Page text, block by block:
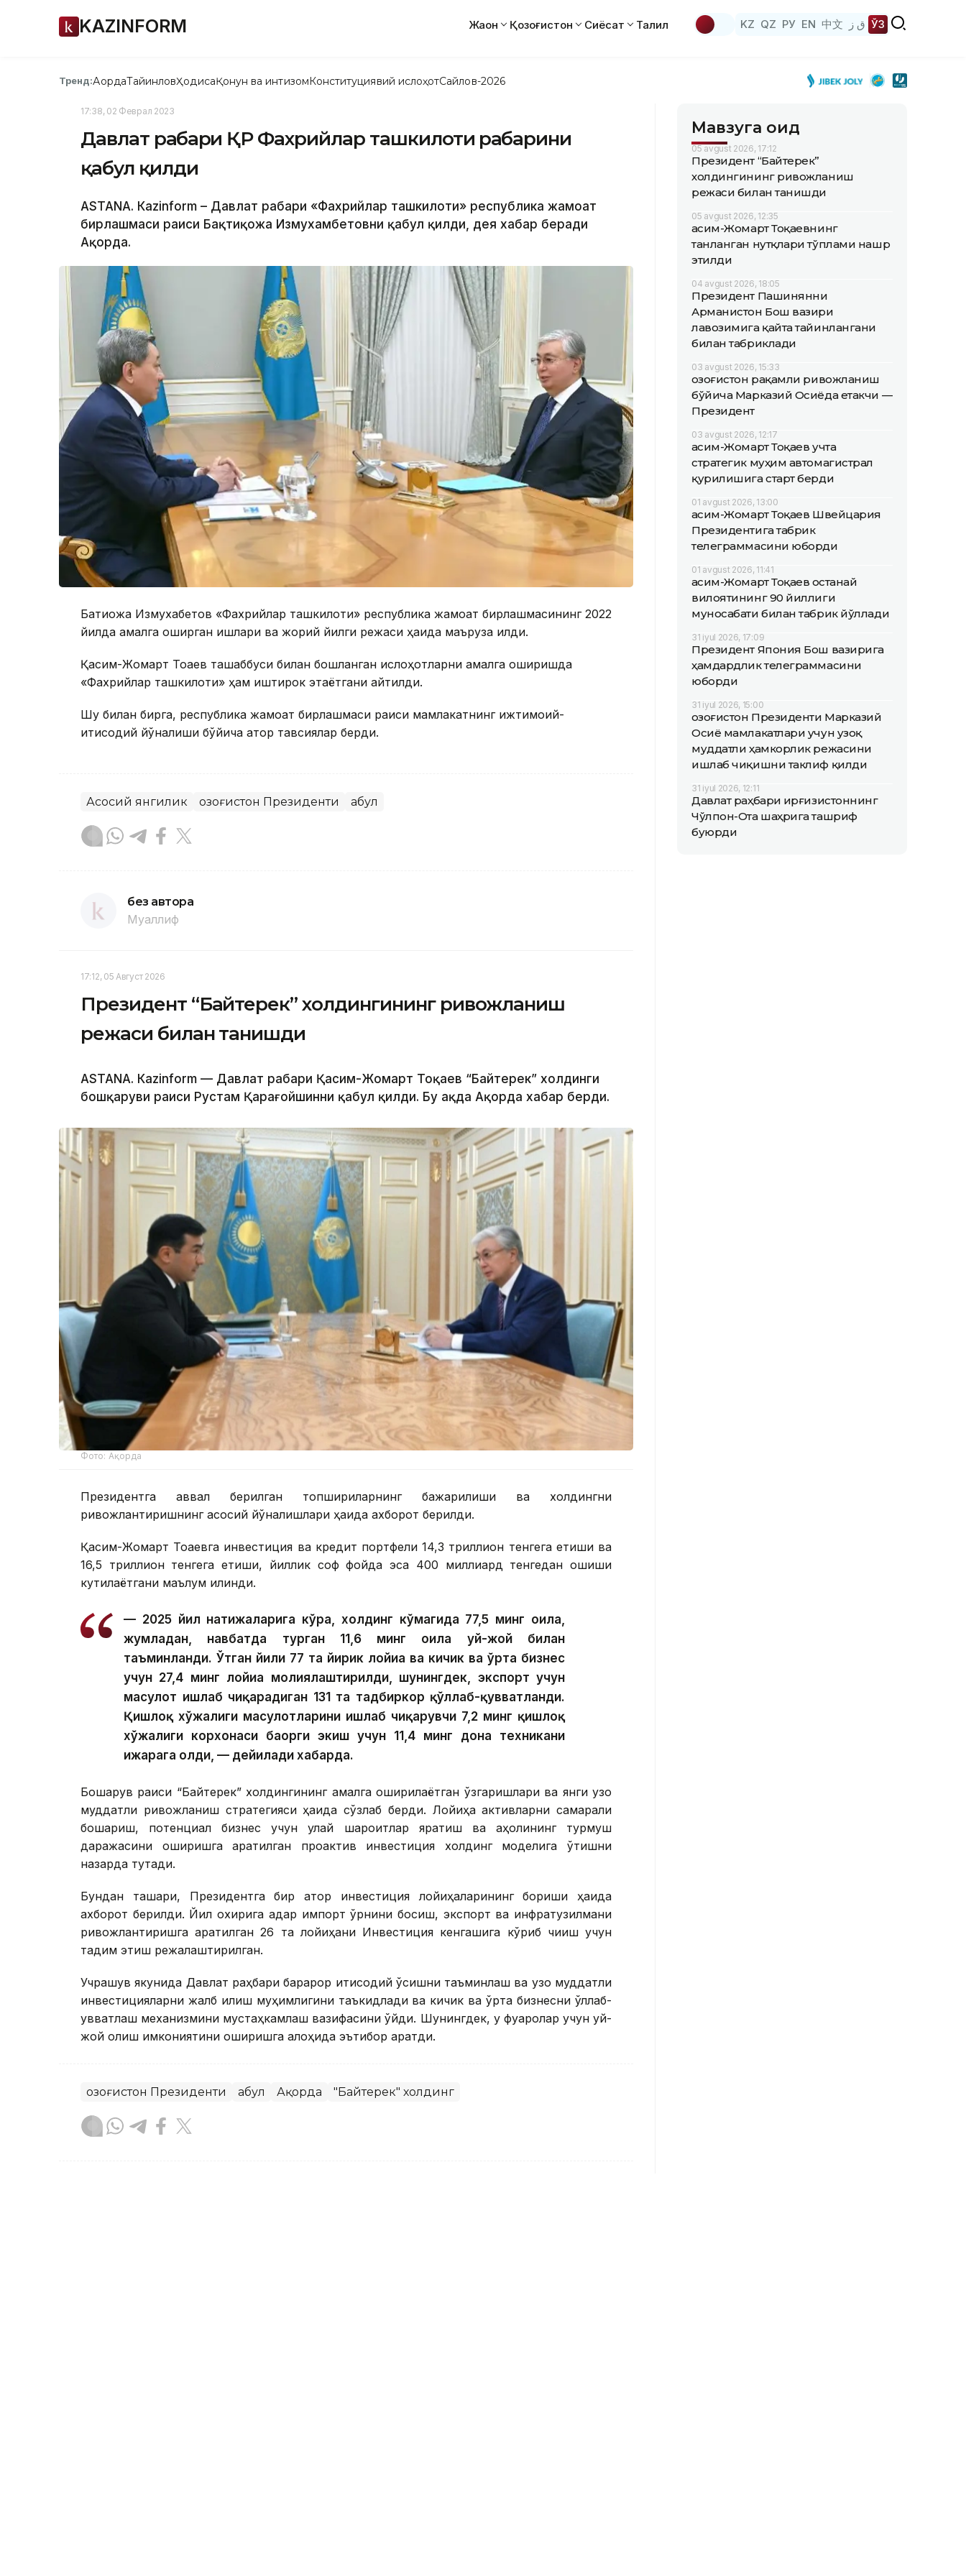
KAZINFORM Жаҳон Қозоғистон Сиёсат Таҳлил KZ QZ РУ EN 中文 ق ز ЎЗ
Тренд:АқордаТайинловҲодисаҚонун ва интизомКонституциявий ислоҳотСайлов-2026
17:38, 02 Феврал 2023
Давлат раҳбари ҚР Фахрийлар ташкилоти раҳбарини
қабул қилди
ASTANА. Кazinform – Давлат раҳбари «Фахрийлар ташкилоти» республика жамоат
бирлашмаси раиси Бақтиқожа Измухамбетовни қабул қилди, дея хабар беради
Ақорда.
Бақтиқожа Измухабетов «Фахрийлар ташкилоти» республика жамоат бирлашмасининг 2022
йилда амалга оширган ишлари ва жорий йилги режаси ҳақида маъруза қилди.
Қасим-Жомарт Тоқаев ташаббуси билан бошланган ислоҳотларни амалга оширишда
«Фахрийлар ташкилоти» ҳам иштирок этаётгани айтилди.
Шу билан бирга, республика жамоат бирлашмаси раиси мамлакатнинг ижтимоий-
иқтисодий йўналиши бўйича қатор тавсиялар берди.
Асосий янгилик Қозоғистон Президенти Қабул
без автора
Муаллиф
17:12, 05 Август 2026
Президент “Байтерек” холдингининг ривожланиш
режаси билан танишди
ASTANА. Каzinform — Давлат раҳбари Қасим-Жомарт Тоқаев “Байтерек” холдинги
бошқаруви раиси Рустам Қарағойшинни қабул қилди. Бу ҳақда Ақорда хабар берди.
Фото: Ақорда
Президентга аввал берилган топшириқларнинг бажарилиши ва холдингни
ривожлантиришнинг асосий йўналишлари ҳақида ахборот берилди.
Қасим-Жомарт Тоқаевга инвестиция ва кредит портфели 14,3 триллион тенгега етиши ва
16,5 триллион тенгега етиши, йиллик соф фойда эса 400 миллиард тенгедан ошиши
кутилаётгани маълум қилинди.
— 2025 йил натижаларига кўра, холдинг кўмагида 77,5 минг оила,
жумладан, навбатда турган 11,6 минг оила уй-жой билан
таъминланди. Ўтган йили 77 та йирик лойиҳа ва кичик ва ўрта бизнес
учун 27,4 минг лойиҳа молиялаштирилди, шунингдек, экспорт учун
маҳсулот ишлаб чиқарадиган 131 та тадбиркор қўллаб-қувватланди.
Қишлоқ хўжалиги маҳсулотларини ишлаб чиқарувчи 7,2 минг қишлоқ
хўжалиги корхонаси баҳорги экиш учун 11,4 минг дона техникани
ижарага олди, — дейилади хабарда.
Бошқарув раиси “Байтерек” холдингининг амалга оширилаётган ўзгаришлари ва янги узоқ
муддатли ривожланиш стратегияси ҳақида сўзлаб берди. Лойиҳа активларни самарали
бошқариш, потенциал бизнес учун қулай шароитлар яратиш ва аҳолининг турмуш
даражасини оширишга қаратилган проактив инвестиция холдинг моделига ўтишни
назарда тутади.
Бундан ташқари, Президентга бир қатор инвестиция лойиҳаларининг бориши ҳақида
ахборот берилди. Йил охирига қадар импорт ўрнини босиш, экспорт ва инфратузилмани
ривожлантиришга қаратилган 26 та лойиҳани Инвестиция кенгашига кўриб чиқиш учун
тақдим этиш режалаштирилган.
Учрашув якунида Давлат раҳбари барқарор иқтисодий ўсишни таъминлаш ва узоқ муддатли
инвестицияларни жалб қилиш муҳимлигини таъкидлади ва кичик ва ўрта бизнесни қўллаб-
қувватлаш механизмини мустаҳкамлаш вазифасини қўйди. Шунингдек, у фуқаролар учун уй-
жой олиш имкониятини оширишга алоҳида эътибор қаратди.
Қозоғистон Президенти Қабул Ақорда "Байтерек" холдинг
Мавзуга оид
05 avgust 2026, 17:12
Президент “Байтерек”
холдингининг ривожланиш
режаси билан танишди
05 avgust 2026, 12:35
Қасим-Жомарт Тоқаевнинг
танланган нутқлари тўплами нашр
этилди
04 avgust 2026, 18:05
Президент Пашинянни
Арманистон Бош вазири
лавозимига қайта тайинлангани
билан табриклади
03 avgust 2026, 15:33
Қозоғистон рақамли ривожланиш
бўйича Марказий Осиёда етакчи —
Президент
03 avgust 2026, 12:17
Қасим-Жомарт Тоқаев учта
стратегик муҳим автомагистрал
қурилишига старт берди
01 avgust 2026, 13:00
Қасим-Жомарт Тоқаев Швейцария
Президентига табрик
телеграммасини юборди
01 avgust 2026, 11:41
Қасим-Жомарт Тоқаев Қостанай
вилоятининг 90 йиллиги
муносабати билан табрик йўллади
31 iyul 2026, 17:09
Президент Япония Бош вазирига
ҳамдардлик телеграммасини
юборди
31 iyul 2026, 15:00
Қозоғистон Президенти Марказий
Осиё мамлакатлари учун узоқ
муддатли ҳамкорлик режасини
ишлаб чиқишни таклиф қилди
31 iyul 2026, 12:11
Давлат раҳбари Қирғизистоннинг
Чўлпон-Ота шаҳрига ташриф
буюрди